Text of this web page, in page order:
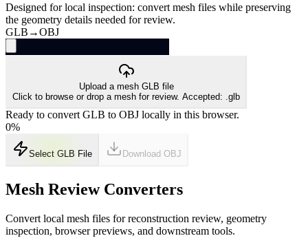
Designed for local inspection: convert mesh files while preserving
the geometry details needed for review.
GLB →OBJ
Upload a mesh GLB file
Click to browse or drop a mesh for review. Accepted: .glb
Ready to convert GLB to OBJ locally in this browser.
0%
Select GLB File Download OBJ
Mesh Review Converters
Convert local mesh files for reconstruction review, geometry
inspection, browser previews, and downstream tools.